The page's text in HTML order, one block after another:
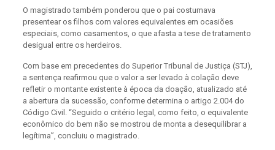
O magistrado também ponderou que o pai costumava
presentear os filhos com valores equivalentes em ocasiões
especiais, como casamentos, o que afasta a tese de tratamento
desigual entre os herdeiros.
Com base em precedentes do Superior Tribunal de Justiça (STJ),
a sentença reafirmou que o valor a ser levado à colação deve
refletir o montante existente à época da doação, atualizado até
a abertura da sucessão, conforme determina o artigo 2.004 do
Código Civil. “Seguido o critério legal, como feito, o equivalente
econômico do bem não se mostrou de monta a desequilibrar a
legítima”, concluiu o magistrado.